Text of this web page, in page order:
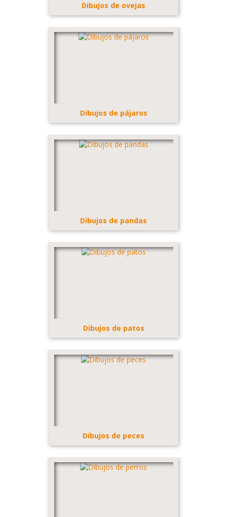
Dibujos de ovejas
Dibujos de pájaros
Dibujos de pandas
Dibujos de patos
Dibujos de peces